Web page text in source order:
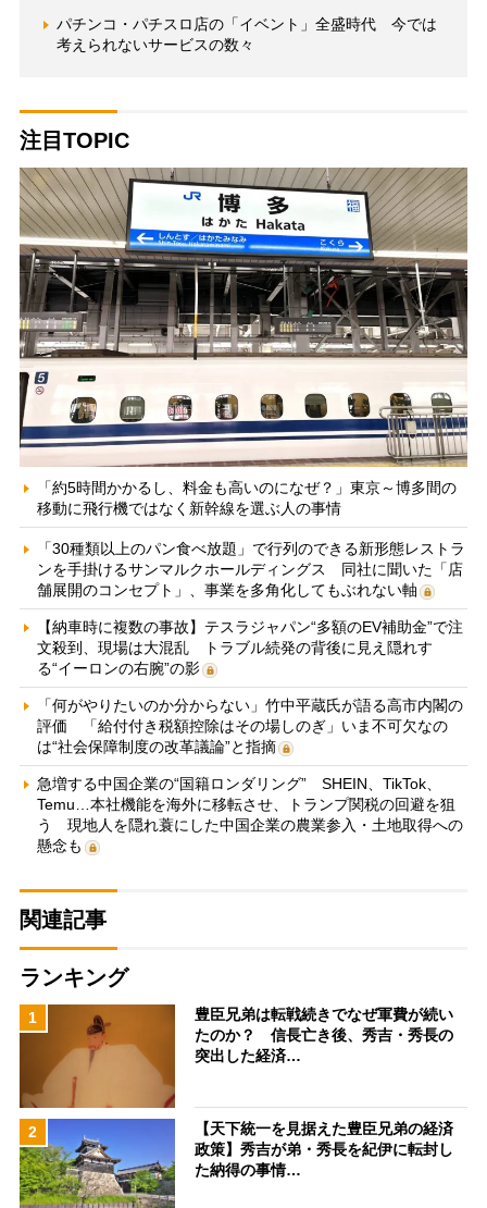
パチンコ・パチスロ店の「イベント」全盛時代 今では
考えられないサービスの数々
注目TOPIC
「約5時間かかるし、料金も高いのになぜ？」東京～博多間の
移動に飛行機ではなく新幹線を選ぶ人の事情
「30種類以上のパン食べ放題」で行列のできる新形態レストラ
ンを手掛けるサンマルクホールディングス 同社に聞いた「店
舗展開のコンセプト」、事業を多角化してもぶれない軸
【納車時に複数の事故】テスラジャパン“多額のEV補助金”で注
文殺到、現場は大混乱 トラブル続発の背後に見え隠れす
る“イーロンの右腕”の影
「何がやりたいのか分からない」竹中平蔵氏が語る高市内閣の
評価 「給付付き税額控除はその場しのぎ」いま不可欠なの
は“社会保障制度の改革議論”と指摘
急増する中国企業の“国籍ロンダリング” SHEIN、TikTok、
Temu…本社機能を海外に移転させ、トランプ関税の回避を狙
う 現地人を隠れ蓑にした中国企業の農業参入・土地取得への
懸念も
関連記事
ランキング
1
豊臣兄弟は転戦続きでなぜ軍費が続い
たのか？ 信長亡き後、秀吉・秀長の
突出した経済…
2
【天下統一を見据えた豊臣兄弟の経済
政策】秀吉が弟・秀長を紀伊に転封し
た納得の事情…